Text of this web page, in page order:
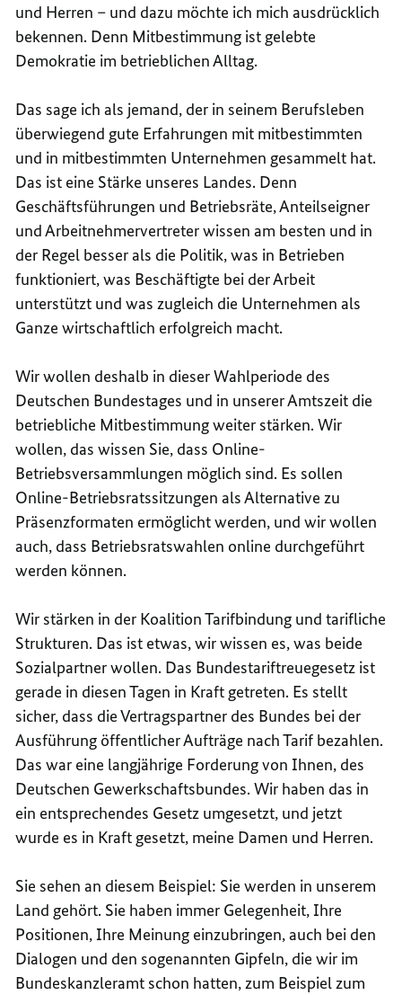
und Herren – und dazu möchte ich mich ausdrücklich
bekennen. Denn Mitbestimmung ist gelebte
Demokratie im betrieblichen Alltag.
Das sage ich als jemand, der in seinem Berufsleben
überwiegend gute Erfahrungen mit mitbestimmten
und in mitbestimmten Unternehmen gesammelt hat.
Das ist eine Stärke unseres Landes. Denn
Geschäftsführungen und Betriebsräte, Anteilseigner
und Arbeitnehmervertreter wissen am besten und in
der Regel besser als die Politik, was in Betrieben
funktioniert, was Beschäftigte bei der Arbeit
unterstützt und was zugleich die Unternehmen als
Ganze wirtschaftlich erfolgreich macht.
Wir wollen deshalb in dieser Wahlperiode des
Deutschen Bundestages und in unserer Amtszeit die
betriebliche Mitbestimmung weiter stärken. Wir
wollen, das wissen Sie, dass Online-
Betriebsversammlungen möglich sind. Es sollen
Online-Betriebsratssitzungen als Alternative zu
Präsenzformaten ermöglicht werden, und wir wollen
auch, dass Betriebsratswahlen online durchgeführt
werden können.
Wir stärken in der Koalition Tarifbindung und tarifliche
Strukturen. Das ist etwas, wir wissen es, was beide
Sozialpartner wollen. Das Bundestariftreuegesetz ist
gerade in diesen Tagen in Kraft getreten. Es stellt
sicher, dass die Vertragspartner des Bundes bei der
Ausführung öffentlicher Aufträge nach Tarif bezahlen.
Das war eine langjährige Forderung von Ihnen, des
Deutschen Gewerkschaftsbundes. Wir haben das in
ein entsprechendes Gesetz umgesetzt, und jetzt
wurde es in Kraft gesetzt, meine Damen und Herren.
Sie sehen an diesem Beispiel: Sie werden in unserem
Land gehört. Sie haben immer Gelegenheit, Ihre
Positionen, Ihre Meinung einzubringen, auch bei den
Dialogen und den sogenannten Gipfeln, die wir im
Bundeskanzleramt schon hatten, zum Beispiel zum